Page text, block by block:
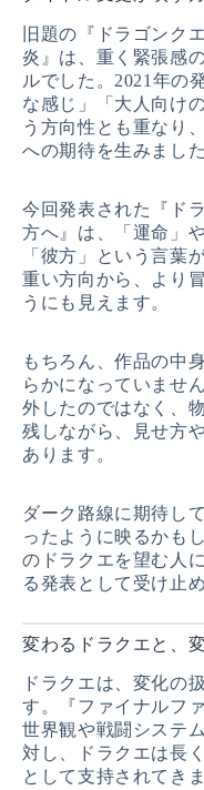
旧題の『ドラゴンク
炎』は、重く緊張感
ルでした。2021年の
な感じ」「大人向け
う方向性とも重なり
への期待を生みました
今回発表された『ド
方へ』は、「運命」
「彼方」という言葉
重い方向から、より
うにも見えます。
もちろん、作品の中
らかになっていませ
外したのではなく、
残しながら、見せ方
あります。
ダーク路線に期待し
ったように映るかも
のドラクエを望む人
る発表として受け止
変わるドラクエと、
ドラクエは、変化の
す。『ファイナルフ
世界観や戦闘システ
対し、ドラクエは長
として支持されてきま